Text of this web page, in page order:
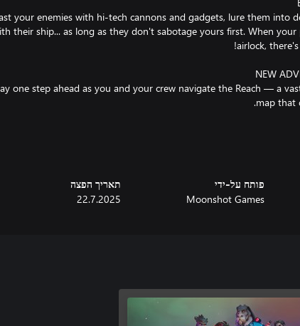
your enemies with hi-tech cannons and gadgets, lure them into
their ship... as long as they don't sabotage yours first. When
one step ahead as you and your crew navigate the Reach — a
Choose from a variety of daring prospectors, each with their own
Reach is a dangerous, unpredictable place, filled with deadly
פותח על-ידי
Moonshot Games
תאריך הפצה
22.7.2025